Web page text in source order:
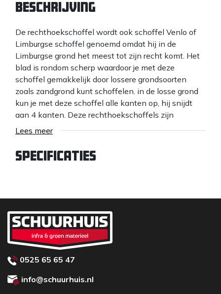
Beschrijving
De rechthoekschoffel wordt ook schoffel Venlo of
Limburgse schoffel genoemd omdat hij in de
Limburgse grond het meest tot zijn recht komt. Het
blad is rondom scherp waardoor je met deze
schoffel gemakkelijk door lossere grondsoorten
zoals zandgrond kunt schoffelen. in de losse grond
kun je met deze schoffel alle kanten op, hij snijdt
aan 4 kanten. Deze rechthoekschoffels zijn
gesmeed en gehard waardoor ze de beste kwaliteit
Lees meer
Specificaties
0525 65 65 47
info@schuurhuis.nl